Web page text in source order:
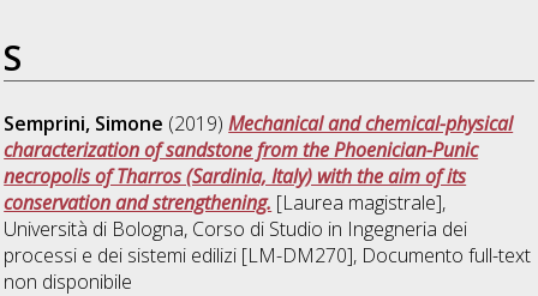
S
Semprini, Simone (2019)Mechanical and chemical-physical
characterization of sandstone from the Phoenician-Punic
necropolis of Tharros (Sardinia, Italy) with the aim of its
conservation and strengthening. [Laurea magistrale],
Università di Bologna, Corso di Studio in Ingegneria dei
processi e dei sistemi edilizi [LM-DM270], Documento full-text
non disponibile